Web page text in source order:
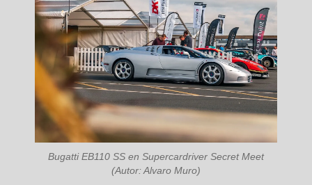
Bugatti EB110 SS en Supercardriver Secret Meet
(Autor: Alvaro Muro)